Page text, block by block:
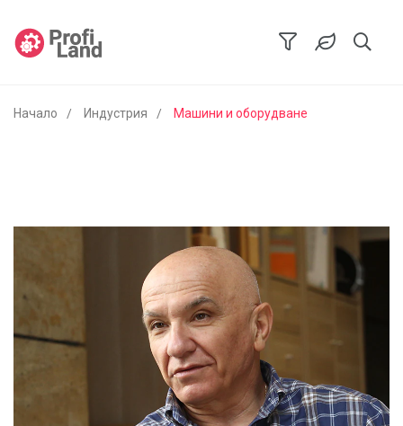
Начало Индустрия Машини и оборудване